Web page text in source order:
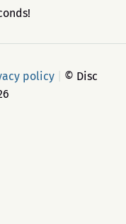
policy
© Disc